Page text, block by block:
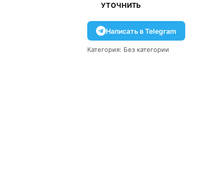
УТОЧНИТЬ
Написать в Telegram
Категория: Без категории